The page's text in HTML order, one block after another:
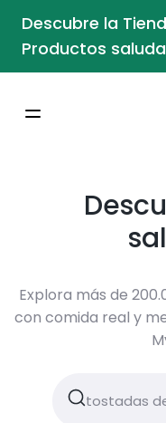
Descubre la
Productos
Explora más de
con comida real y